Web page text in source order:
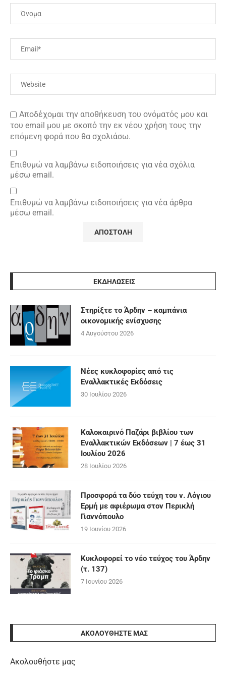
Αποδέχομαι την αποθήκευση του ονόματός μου και
του email μου με σκοπό την εκ νέου χρήση τους την
επόμενη φορά που θα σχολιάσω.
Επιθυμώ να λαμβάνω ειδοποιήσεις για νέα σχόλια
μέσω email.
Επιθυμώ να λαμβάνω ειδοποιήσεις για νέα άρθρα
μέσω email.
ΕΚΔΗΛΩΣΕΙΣ
Στηρίξτε το Άρδην – καμπάνια
οικονομικής ενίσχυσης
4 Αυγούστου 2026
Νέες κυκλοφορίες από τις
Εναλλακτικές Εκδόσεις
30 Ιουλίου 2026
Καλοκαιρινό Παζάρι βιβλίου των
Εναλλακτικών Εκδόσεων | 7 έως 31
Ιουλίου 2026
28 Ιουλίου 2026
Προσφορά τα δύο τεύχη του ν. Λόγιου
Ερμή με αφιέρωμα στον Περικλή
Γιαννόπουλο
19 Ιουνίου 2026
Κυκλοφορεί το νέο τεύχος του Άρδην
(τ. 137)
7 Ιουνίου 2026
ΑΚΟΛΟΥΘΉΣΤΕ ΜΑΣ
Ακολουθήστε μας